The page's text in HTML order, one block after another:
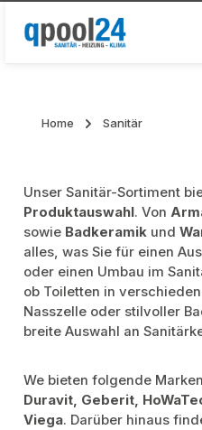
Zum Hauptinhalt springen
Home Sanitär
Unser Sanitär-Sortiment
Produktauswahl. Von
sowie Badkeramik und
alles, was Sie für einen
oder einen Umbau im
ob Toiletten in
Nasszelle oder stilvoller
breite Auswahl an
We bieten folgende
Duravit, Geberit,
Viega. Darüber hinaus